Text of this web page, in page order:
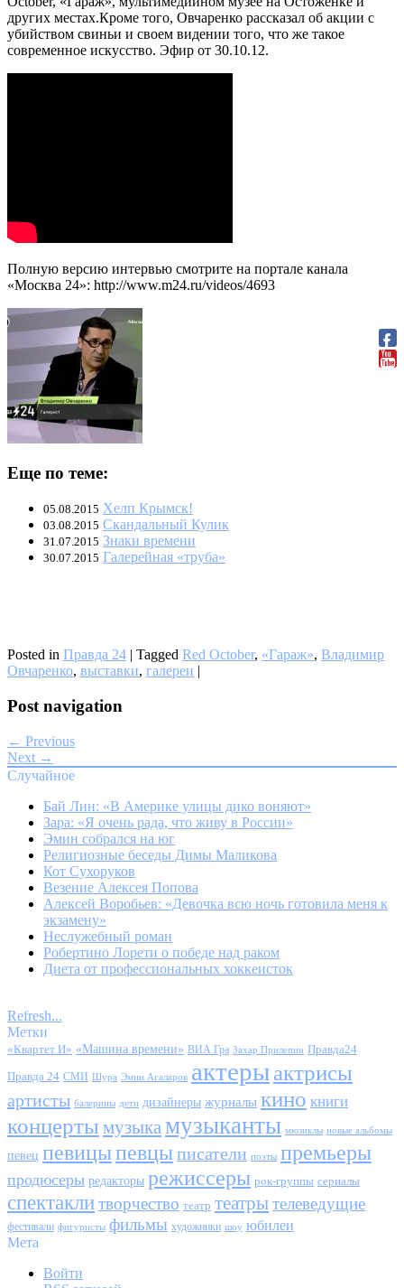
других местах.Кроме того, Овчаренко рассказал об акции с
убийством свиньи и своем видении того, что же такое
современное искусство. Эфир от 30.10.12.
Полную версию интервью смотрите на портале канала
«Москва 24»: http://www.m24.ru/videos/4693
Еще по теме:
05.08.2015 Хелп Крымск!
03.08.2015 Скандальный Кулик
31.07.2015 Знаки времени
30.07.2015 Галерейная «труба»
Posted in Правда 24 | Tagged Red October, «Гараж», Владимир
Овчаренко, выставки, галереи |
Post navigation
← Previous
Next →
Случайное
Бай Лин: «В Америке улицы дико воняют»
Зара: «Я очень рада, что живу в России»
Эмин собрался на юг
Религиозные беседы Димы Маликова
Кот Сухоруков
Везение Алексея Попова
Алексей Воробьев: «Девочка всю ночь готовила меня к
экзамену»
Неслужебный роман
Робертино Лорети о победе над раком
Диета от профессиональных хоккеисток
Refresh...
Метки
«Квартет И» «Машина времени» ВИА Гра Захар Прилепин Правда24
Правда 24 СМИ Шура Эмин Агаларов актерыактрисы
артисты балерины дети дизайнеры журналы кино книги
концерты музыка музыканты мюзиклы новые альбомы
певец певицыпевцыписатели поэты премьеры
продюсеры редакторы режиссеры рок-группы сериалы
спектаклитворчество театр театрытелеведущие
фестивали фигуристы фильмы художники шоу юбилеи
Мета
Войти